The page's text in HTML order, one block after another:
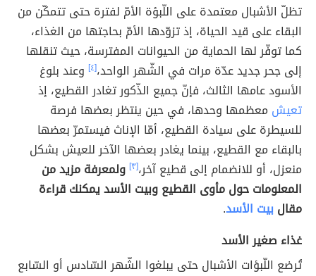
تظلّ الأشبال معتمدة على اللّبؤة الأمّ لفترة حتى تتمكّن من
البقاء على قيد الحياة، إذ تزوّدها الأمّ بحاجتها من الغذاء،
كما توفّر لها الحماية من الحيوانات المفترسة، حيث تنقلها
إلى جحر جديد عدّة مرات في الشّهر الواحد،[٤]
وعند بلوغ
الأسود عامها الثالث، فإنّ جميع الذّكور تغادر القطيع، إذ
تعيش معظمها وحدها، في حين ينتظر بعضها فرصة
للسيطرة على سيادة القطيع، أمّا الإناث فيستمرّ بعضها
بالبقاء مع القطيع، بينما يغادر بعضها الآخر للعيش بشكل
منعزل، أو للانضمام إلى قطيع آخر،[٣]
ولمعرفة مزيد من
المعلومات حول مأوى القطيع وبيت الأسد يمكنك قراءة
مقالبيت الأسد.
غذاء صغير الأسد
تُرضع اللّبؤات الأشبال حتى يبلغوا الشّهر السّادس أو السّابع